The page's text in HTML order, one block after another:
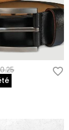
iconique "check
du cuir,
ne s'efface
acharné.
d'inspiration
bien remplie d'un
la salle de réunion
et masculin pour
de sa